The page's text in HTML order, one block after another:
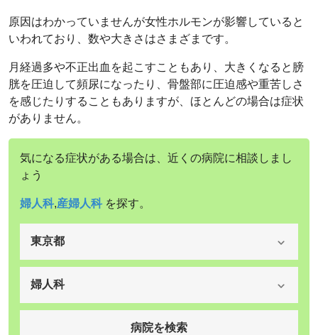
原因はわかっていませんが女性ホルモンが影響していると
いわれており、数や大きさはさまざまです。
月経過多や不正出血を起こすこともあり、大きくなると膀
胱を圧迫して頻尿になったり、骨盤部に圧迫感や重苦しさ
を感じたりすることもありますが、ほとんどの場合は症状
がありません。
気になる症状がある場合は、近くの病院に相談しまし
ょう
婦人科,産婦人科を探す。